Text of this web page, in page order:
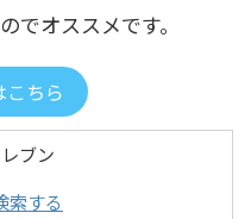
でオススメです。
ちら
ブン
索する